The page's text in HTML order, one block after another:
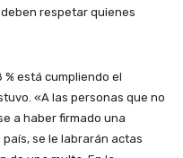
respetar quienes
está cumpliendo el
«A las personas que no
a haber firmado una
se le labrarán actas